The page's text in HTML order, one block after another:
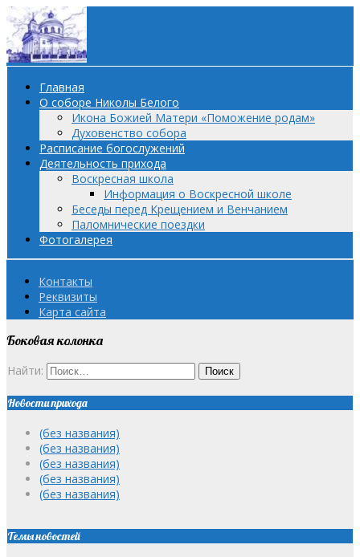
Главная
О соборе Николы Белого
Икона Божией Матери «Поможение родам»
Духовенство собора
Расписание богослужений
Деятельность прихода
Воскресная школа
Информация о Воскресной школе
Беседы перед Крещением и Венчанием
Паломнические поездки
Фотогалерея
Контакты
Реквизиты
Карта сайта
Боковая колонка
Найти:
Новости прихода
(без названия)
(без названия)
(без названия)
(без названия)
(без названия)
Темы новостей